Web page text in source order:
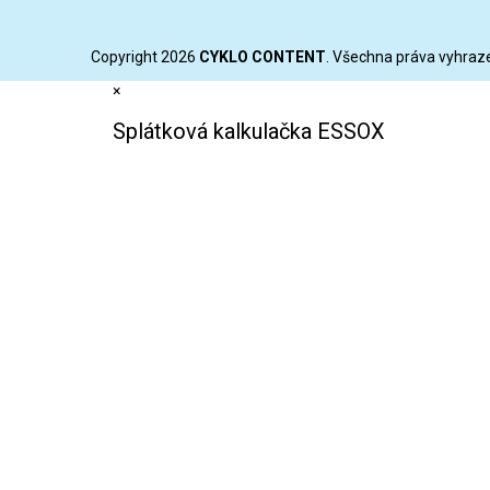
Copyright 2026 CYKLO CONTENT . Všechna práva
×
Splátková kalkulačka ESSOX